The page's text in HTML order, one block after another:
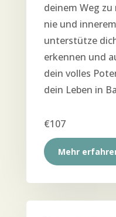
dei­nem Weg
nie und
unter­stüt­ze
erken­nen und
dein vol­les
dein Leben in
€107
Mehr